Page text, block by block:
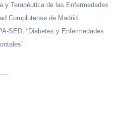
y Terapéutica de las Enfermedades
Complutense de Madrid.
SED, “Diabetes y Enfermedades